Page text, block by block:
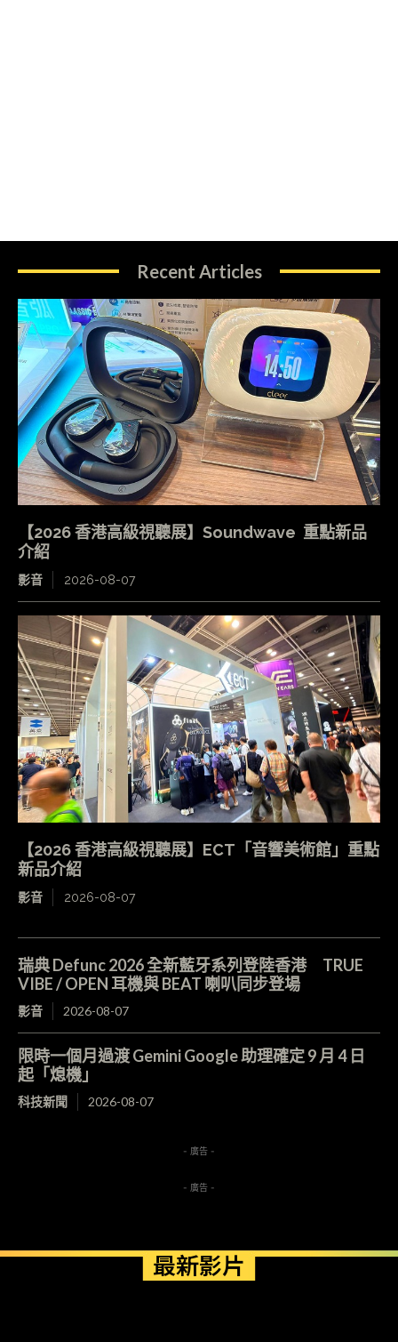
Recent Articles
【2026 香港高級視聽展】Soundwave 重點新品
介紹
影音 2026-08-07
【2026 香港高級視聽展】ECT「音響美術館」重點
新品介紹
影音 2026-08-07
瑞典 Defunc 2026 全新藍牙系列登陸香港 TRUE
VIBE / OPEN 耳機與 BEAT 喇叭同步登場
影音 2026-08-07
限時一個月過渡 Gemini Google 助理確定 9 月 4 日
起「熄機」
科技新聞 2026-08-07
- 廣告 -
- 廣告 -
最新影片